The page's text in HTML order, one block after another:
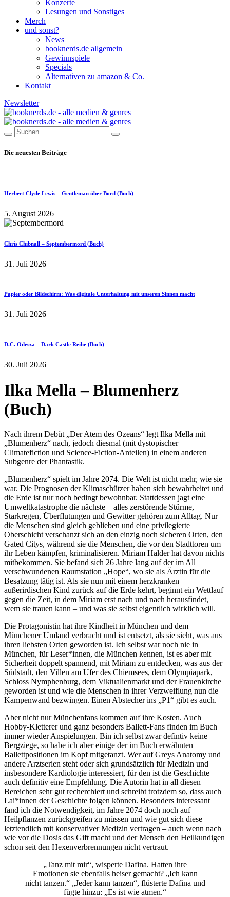
Konzerte
Lesungen und Sonstiges
Merch
und sonst?
News
booknerds.de allgemein
Gewinnspiele
Specials
Alternativen zu amazon & Co.
Kontakt
Newsletter
Die neuesten Beiträge
Herbert Clyde Lewis – Gentleman über Bord (Buch)
5. August 2026
Chris Chibnall – Septembermord (Buch)
31. Juli 2026
Papier oder Bildschirm: Was digitale Unterhaltung mit unseren Sinnen macht
31. Juli 2026
D.C. Odesza – Dark Castle Reihe (Buch)
30. Juli 2026
Ilka Mella – Blumenherz
(Buch)
Nach ihrem Debüt „Der Atem des Ozeans“ legt Ilka Mella mit
„Blumenherz“ nach, jedoch diesmal (mit dystopischer
Climatefiction und Science-Fiction-Anteilen) in einem anderen
Subgenre der Phantastik.
„Blumenherz“ spielt im Jahre 2074. Die Welt ist nicht mehr, wie sie
war. Die Prognosen der Klimaschützer haben sich bewahrheitet und
die Erde ist nur noch bedingt bewohnbar. Stattdessen jagt eine
Umweltkatastrophe die nächste – alles zerstörende Stürme,
Starkregen, Überflutungen und Gewitter gehören zum Alltag. Nur
die Menschen sind gleich geblieben und eine privilegierte
Oberschicht verschanzt sich an den einzig noch sicheren Orten, den
Gated Citys, während sie die Menschen, die vor den Stadttoren um
ihr Leben kämpfen, kriminalisieren. Miriam Halder hat davon nichts
mitbekommen. Sie befand sich 26 Jahre lang auf der im All
verschwundenen Raumstation „Hope“, wo sie als Ärztin für die
Besatzung tätig ist. Als sie nun mit einem herzkranken
außerirdischen Kind zurück auf die Erde kehrt, beginnt ein Wettlauf
gegen die Zeit, in dem Miriam erst nach und nach herausfindet,
wem sie trauen kann – und was sie selbst eigentlich wirklich will.
Die Protagonistin hat ihre Kindheit in München und dem
Münchener Umland verbracht und ist entsetzt, als sie sieht, was aus
ihren liebsten Orten geworden ist. Ich selbst war noch nie in
München, für Leser*innen, die München kennen, ist es aber mit
Sicherheit doppelt spannend, mit Miriam zu entdecken, was aus der
Südstadt, den Villen am Ufer des Chiemsees, dem Olympiapark,
Schloss Nymphenburg, dem Viktualienmarkt und der Frauenkirche
geworden ist und wie die Menschen in ihrer Verzweiflung nun die
Kampenwand bezwingen. Einen Abstecher ins „P1“ gibt es auch.
Aber nicht nur Münchenfans kommen auf ihre Kosten. Auch
Hobby-Kletterer und ganz besonders Ballett-Fans finden im Buch
immer wieder Anspielungen. Bin ich selbst zwar defintiv keine
Bergziege, so habe ich aber einige der im Buch erwähnten
Ballettpositionen im Kopf mitgetanzt. Wer auf Greys Anatomy und
andere Arztserien steht oder sich grundsätzlich für Medizin und
insbesondere Kardiologie interessiert, für den ist die Geschichte
auch definitiv eine Empfehlung. Die Autorin hat in all diesen
Bereichen sehr gut recherchiert und schreibt trotzdem so, dass auch
Lai*innen der Geschichte folgen können. Besonders interessant
fand ich die Notwendigkeit, im Jahre 2074 doch noch auf
Heilpflanzen zurückgreifen zu müssen und wie gut sich diese
letztendlich mit konservativer Medizin vertragen – auch wenn nach
wie vor die Dosis das Gift macht und der Mensch den Heilkundigen
schon seit den Hexenverbrennungen nicht vertraut.
„Tanz mit mir“, wisperte Dafina. Hatten ihre
Emotionen sie ebenfalls heiser gemacht? „Ich kann
nicht tanzen.“ „Jeder kann tanzen“, flüsterte Dafina und
fügte hinzu: „Es ist wie atmen.“